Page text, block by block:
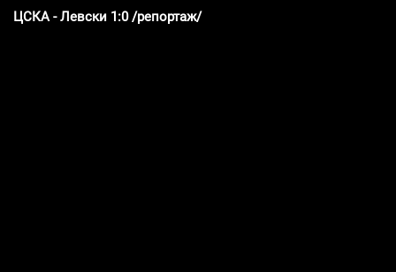
ЦСКА - Левски 1:0 /репортаж/